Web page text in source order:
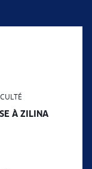
À ZILINA